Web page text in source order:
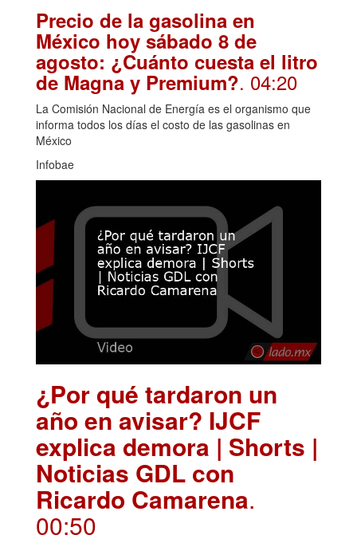
Precio de la gasolina en
México hoy sábado 8 de
agosto: ¿Cuánto cuesta el litro
de Magna y Premium?. 04:20
La Comisión Nacional de Energía es el organismo que
informa todos los días el costo de las gasolinas en
México
Infobae
¿Por qué tardaron un
año en avisar? IJCF
explica demora | Shorts |
Noticias GDL con
Ricardo Camarena.
00:50